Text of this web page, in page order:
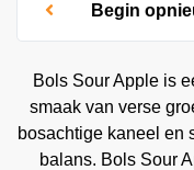
Begin
Bols Sour Apple is
smaak van verse
bosachtige kaneel en
balans. Bols Sour